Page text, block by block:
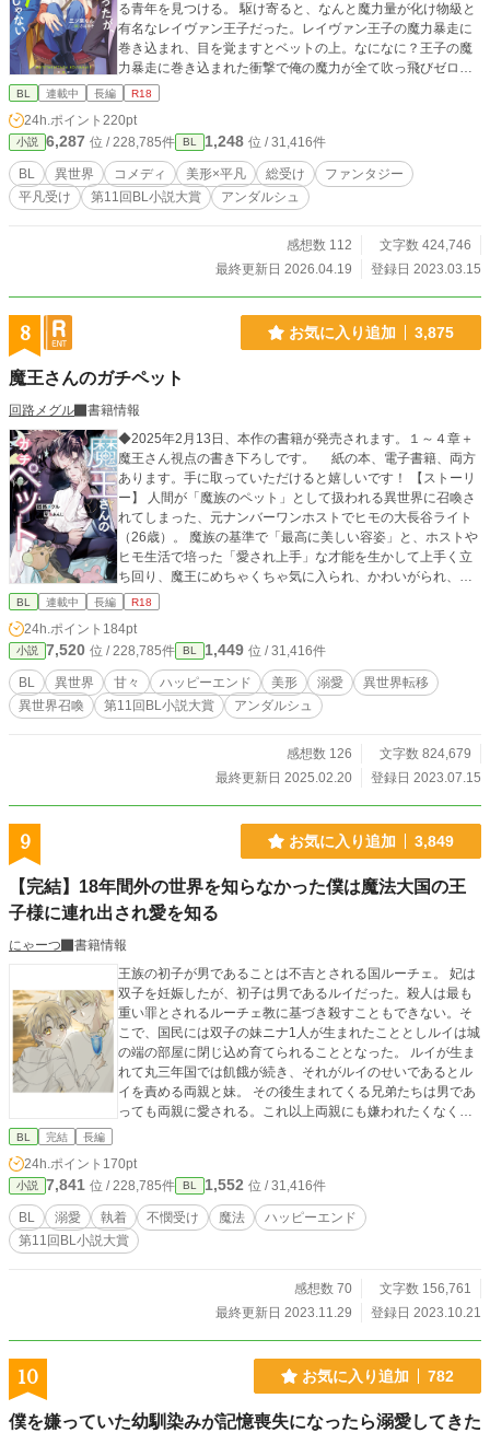
る青年を見つける。 駆け寄ると、なんと魔力量が化け物級と
有名なレイヴァン王子だった。レイヴァン王子の魔力暴走に
巻き込まれ、目を覚ますとベットの上。なになに？王子の魔
力暴走に巻き込まれた衝撃で俺の魔力が全て吹っ飛びゼロに
なりました？他者から魔力貰わないと死にます？大丈夫、魔
なみに魔力は体液に含まれているのでおセッセが効率的です
よ、て…何言ってるの?! お城で保護されたマシロだが、双子
の王子や騎士団長に魔道士長、他にも高スペック男子に迫ら
れて、もう勘弁して！モテたいって言ったけどこうじゃない
んだよ！ 高スペックイケメン軍団✕魔力ゼロの平凡総受け エ
BL 連載中 長編 R18
24h.ポイント 220pt
小説 6,287 位 / 228,785件 BL 1,248 位 / 31,416件
BL 異世界 コメディ 美形×平凡 総受け
ファンタジー
平凡受け
第11回BL小説大賞 アンダルシュ
感想数 112
文字数 424,746
最終更新日 2026.04.19
登録日 2023.03.15
8 お気に入り追加 3,875
魔王さんのガチペット
回路メグル
書籍情報
◆2025年2月13日、本作の書籍が発売されます。１～４章＋
魔王さん視点の書き下ろしです。 紙の本、電子書籍、両方
あります。手に取っていただけると嬉しいです！ 【ストーリ
ー】 人間が「魔族のペット」として扱われる異世界に召喚さ
れてしまった、元ナンバーワンホストでヒモの大長谷ライト
（26歳）。 魔族の基準で「最高に美しい容姿」と、ホストや
ヒモ生活で培った「愛され上手」な才能を生かして上手く立
ち回り、魔王にめちゃくちゃ気に入られ、かわいがられ、楽
しいペット生活をおくるものの……だんだんただのペットで
て、より親密な関係を目指していく、「尊敬されているけど
孤独な魔王」と「寂しがり屋の愛され体質ペット」がお互い
の孤独を埋めるハートフル溺愛ストーリーです。 ※第11回BL
小説大賞、「ファンタジーBL賞」受賞しました！ありがとう
ございます！！ ※性描写は予告なく何度か入ります。 ※本編
witter）にて「#魔王さんのガチペット設定」タグで出し切れ
ていない設定や小ネタを呟いています。よろしければ！
BL 連載中 長編 R18
24h.ポイント 184pt
小説 7,520 位 / 228,785件 BL 1,449 位 / 31,416件
BL 異世界 甘々 ハッピーエンド 美形 溺愛
異世界転移
異世界召喚
第11回BL小説大賞 アンダルシュ
感想数 126
文字数 824,679
最終更新日 2025.02.20
登録日 2023.07.15
9 お気に入り追加 3,849
【完結】18年間外の世界を知らなかった僕は魔法大国の王
子様に連れ出され愛を知る
にゃーつ
書籍情報
王族の初子が男であることは不吉とされる国ルーチェ。 妃は
双子を妊娠したが、初子は男であるルイだった。殺人は最も
重い罪とされるルーチェ教に基づき殺すこともできない。そ
こで、国民には双子の妹ニナ1人が生まれたこととしルイは城
の端の部屋に閉じ込め育てられることとなった。 ルイが生ま
れて丸三年国では飢餓が続き、それがルイのせいであるとル
イを責める両親と妹。 その後生まれてくる兄弟たちは男であ
っても両親に愛される。これ以上両親にも嫌われたくなくて
鳥が部屋の中に入り込んでくる。ルイは初めて出来たその友
達にこれまで隠し通してきた胸の内を少しづつ話し始める。
ルイの身も心も限界が近づいた日、その鳥の正体が魔法大国
の王子セドリックであることが判明する。さらにセドリック
はルイを嫁にもらいたいと言ってきた。 初めて知る外の世
ルイにとって何もかもが新鮮で、しかし不安の大きい日々。
セドリックの大きい愛がルイを包み込む。 魔法大国王子×外
BL 完結 長編
24h.ポイント 170pt
小説 7,841 位 / 228,785件 BL 1,552 位 / 31,416件
BL 溺愛 執着 不憫受け 魔法
ハッピーエンド
第11回BL小説大賞
感想数 70
文字数 156,761
最終更新日 2023.11.29
登録日 2023.10.21
10 お気に入り追加 782
僕を嫌っていた幼馴染みが記憶喪失になったら溺愛してきた